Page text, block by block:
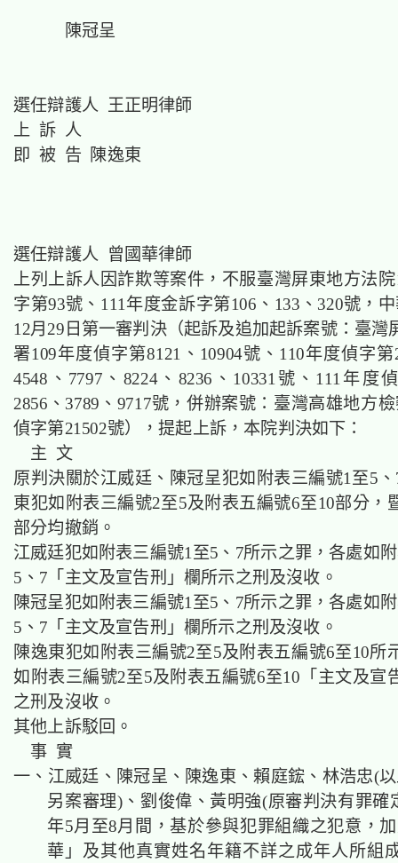
陳冠呈
選任辯護人 王正明律師
上 訴 人
即 被 告 陳逸東
選任辯護人 曾國華律師
上列上訴人因詐欺等案件，不服臺灣屏東地方法
字第93號、111年度金訴字第106、133、320號，
12月29日第一審判決（起訴及追加起訴案號：臺灣
署109年度偵字第8121、10904號、110年度偵字第
4548、7797、8224、8236、10331號、111年度
2856、3789、9717號，併辦案號：臺灣高雄地方
偵字第21502號），提起上訴，本院判決如下：
主 文
原判決關於江威廷、陳冠呈犯如附表三編號1至5
東犯如附表三編號2至5及附表五編號6至10部分，
部分均撤銷。
江威廷犯如附表三編號1至5、7所示之罪，各處如
5、7「主文及宣告刑」欄所示之刑及沒收。
陳冠呈犯如附表三編號1至5、7所示之罪，各處如
5、7「主文及宣告刑」欄所示之刑及沒收。
陳逸東犯如附表三編號2至5及附表五編號6至10所
如附表三編號2至5及附表五編號6至10「主文及宣
之刑及沒收。
其他上訴駁回。
事 實
一、江威廷、陳冠呈、陳逸東、賴庭鋐、林浩忠(
另案審理)、劉俊偉、黃明強(原審判決有罪確
年5月至8月間，基於參與犯罪組織之犯意，
華」及其他真實姓名年籍不詳之成年人所組